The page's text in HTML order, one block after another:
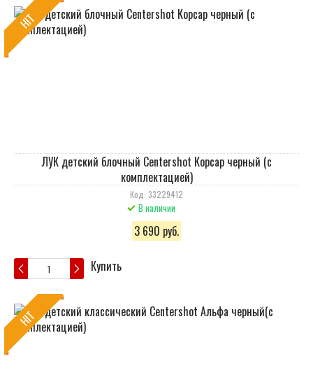
HIT
ЛУК детский блочный Centershot Корсар черный (с
комплектацией)
Код: 33229412
В наличии
3 690 руб.
Купить
HIT